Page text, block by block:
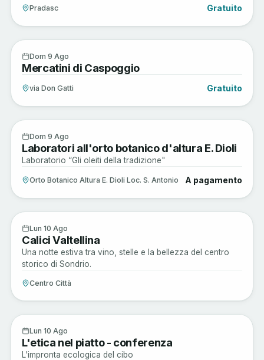
Pradasc Gratuito
Arte e Cultura
Dom 9 Ago
Mercatini di Caspoggio
via Don Gatti Gratuito
Sagre e Tradizioni
AGO
Dom 9 Ago
Laboratori all'orto botanico d'altura E. Dioli
Laboratorio “Gli oleiti della tradizione"
Orto Botanico Altura E. Dioli Loc. S. Antonio A pagamento
Enogastronomia
Lun 10 Ago
Calici Valtellina
Una notte estiva tra vino, stelle e la bellezza del centro
storico di Sondrio.
Centro Città
Musica e Spettacoli
Lun 10 Ago
L'etica nel piatto - conferenza
L'impronta ecologica del cibo